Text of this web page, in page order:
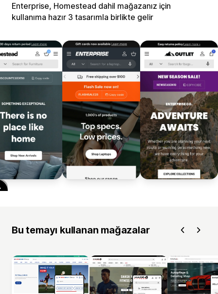
Enterprise, Homestead dahil mağazanız için
kullanıma hazır 3 tasarımla birlikte gelir
Bu temayı kullanan mağazalar